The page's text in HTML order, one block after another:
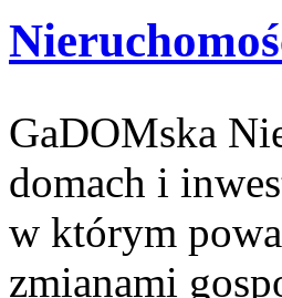
GaDOMska
domach i
w którym
zmianami